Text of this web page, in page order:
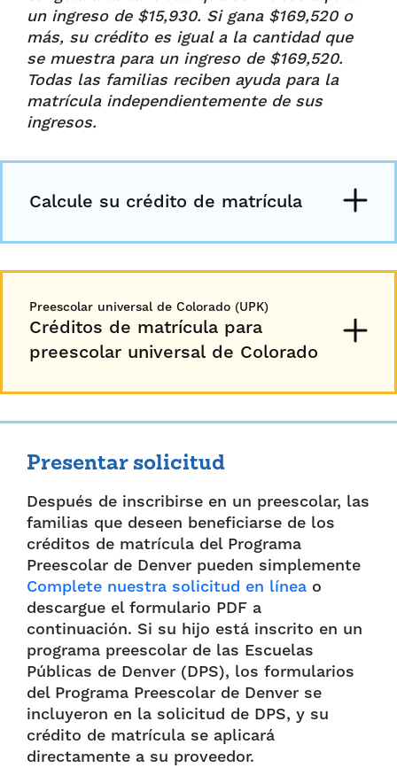
un ingreso de $15,930. Si gana $169,520 o
más, su crédito es igual a la cantidad que
se muestra para un ingreso de $169,520.
Todas las familias reciben ayuda para la
matrícula independientemente de sus
ingresos.
Calcule su crédito de matrícula
Preescolar universal de Colorado (UPK)
Créditos de matrícula para
preescolar universal de Colorado
Presentar solicitud
Después de inscribirse en un preescolar, las
familias que deseen beneficiarse de los
créditos de matrícula del Programa
Preescolar de Denver pueden simplemente
Complete nuestra solicitud en línea o
descargue el formulario PDF a
continuación. Si su hijo está inscrito en un
programa preescolar de las Escuelas
Públicas de Denver (DPS), los formularios
del Programa Preescolar de Denver se
incluyeron en la solicitud de DPS, y su
crédito de matrícula se aplicará
directamente a su proveedor.